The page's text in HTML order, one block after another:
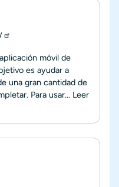
móvil de
es ayudar a
una gran cantidad de
Para usar... Leer